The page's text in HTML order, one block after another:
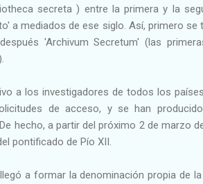
secreta ) entre la primera y la
a mediados de ese siglo. Así, primero se
'Archivum Secretum' (las
a los investigadores de todos los
de acceso, y se han
hecho, a partir del próximo 2 de marzo
pontificado de Pío XII.
a formar la denominación propia de